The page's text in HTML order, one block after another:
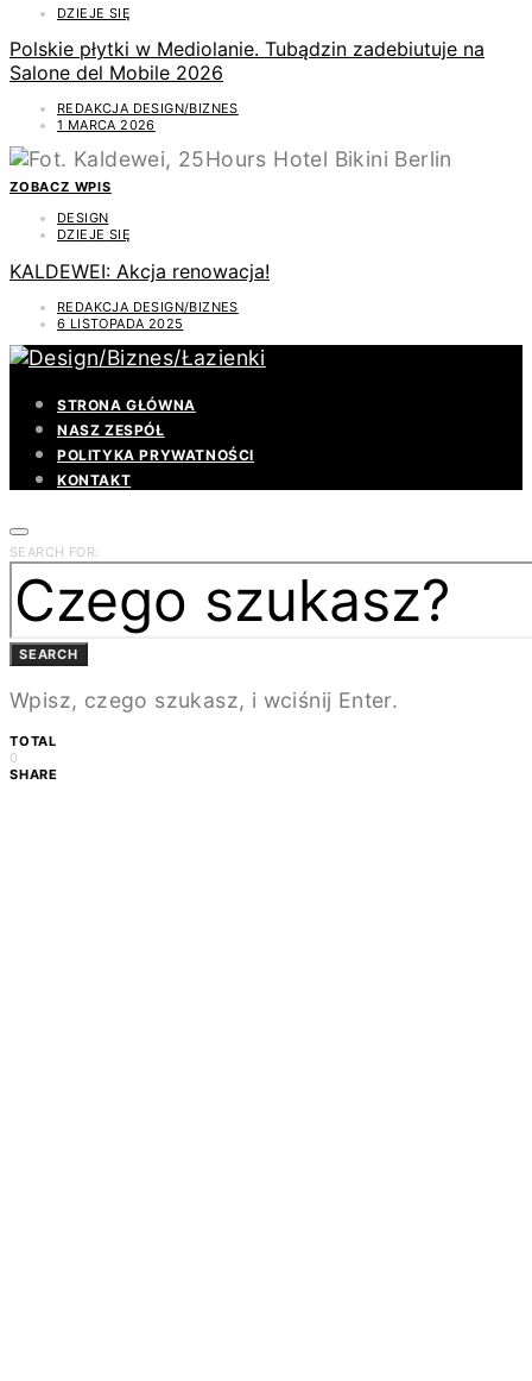
DZIEJE SIĘ
Polskie płytki w Mediolanie. Tubądzin zadebiutuje na
Salone del Mobile 2026
REDAKCJA DESIGN/BIZNES
1 MARCA 2026
ZOBACZ WPIS
DESIGN
DZIEJE SIĘ
KALDEWEI: Akcja renowacja!
REDAKCJA DESIGN/BIZNES
6 LISTOPADA 2025
STRONA GŁÓWNA
NASZ ZESPÓŁ
POLITYKA PRYWATNOŚCI
KONTAKT
SEARCH FOR:
SEARCH
Wpisz, czego szukasz, i wciśnij Enter.
TOTAL
0
SHARE